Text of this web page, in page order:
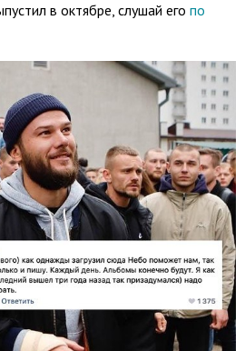
в октябре, слушай его по